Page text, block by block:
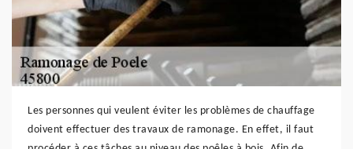
Les personnes qui veulent éviter les problèmes de chauffage
doivent effectuer des travaux de ramonage. En effet, il faut